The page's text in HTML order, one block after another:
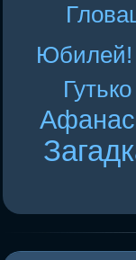
Юбилей!
Гутько